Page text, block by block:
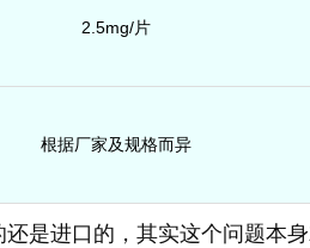
2.5mg/片
根据厂家及规格而异
是进口的，其实这个问题本